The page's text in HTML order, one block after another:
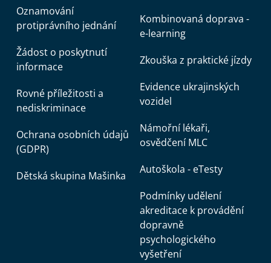
Oznamování
protiprávního jednání
Žádost o poskytnutí
informace
Rovné příležitosti a
nediskriminace
Ochrana osobních údajů
(GDPR)
Dětská skupina Mašinka
Kombinovaná doprava -
e-learning
Zkouška z praktické jízdy
Evidence ukrajinských
vozidel
Námořní lékaři,
osvědčení MLC
Autoškola - eTesty
Podmínky udělení
akreditace k provádění
dopravně
psychologického
vyšetření